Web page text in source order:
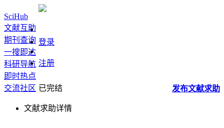
SciHub
文献互助
期刊查询
一搜即达
科研导航
即时热点
交流社区
登录
注册
发布文献求助
已完结
文献求助详情